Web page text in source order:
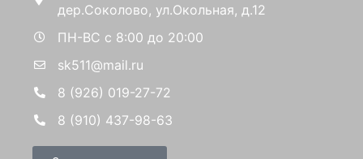
дер.Соколово, ул.Окольная, д.12
ПН-ВС с 8:00 до 20:00
sk511@mail.ru
8 (926) 019-27-72
8 (910) 437-98-63